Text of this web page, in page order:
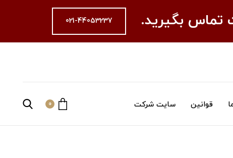
تماس بگیرید. 021-44053237
قوانین سایت شرکت 0